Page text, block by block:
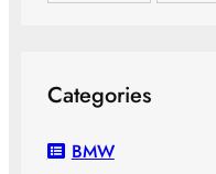
Categories
BMW